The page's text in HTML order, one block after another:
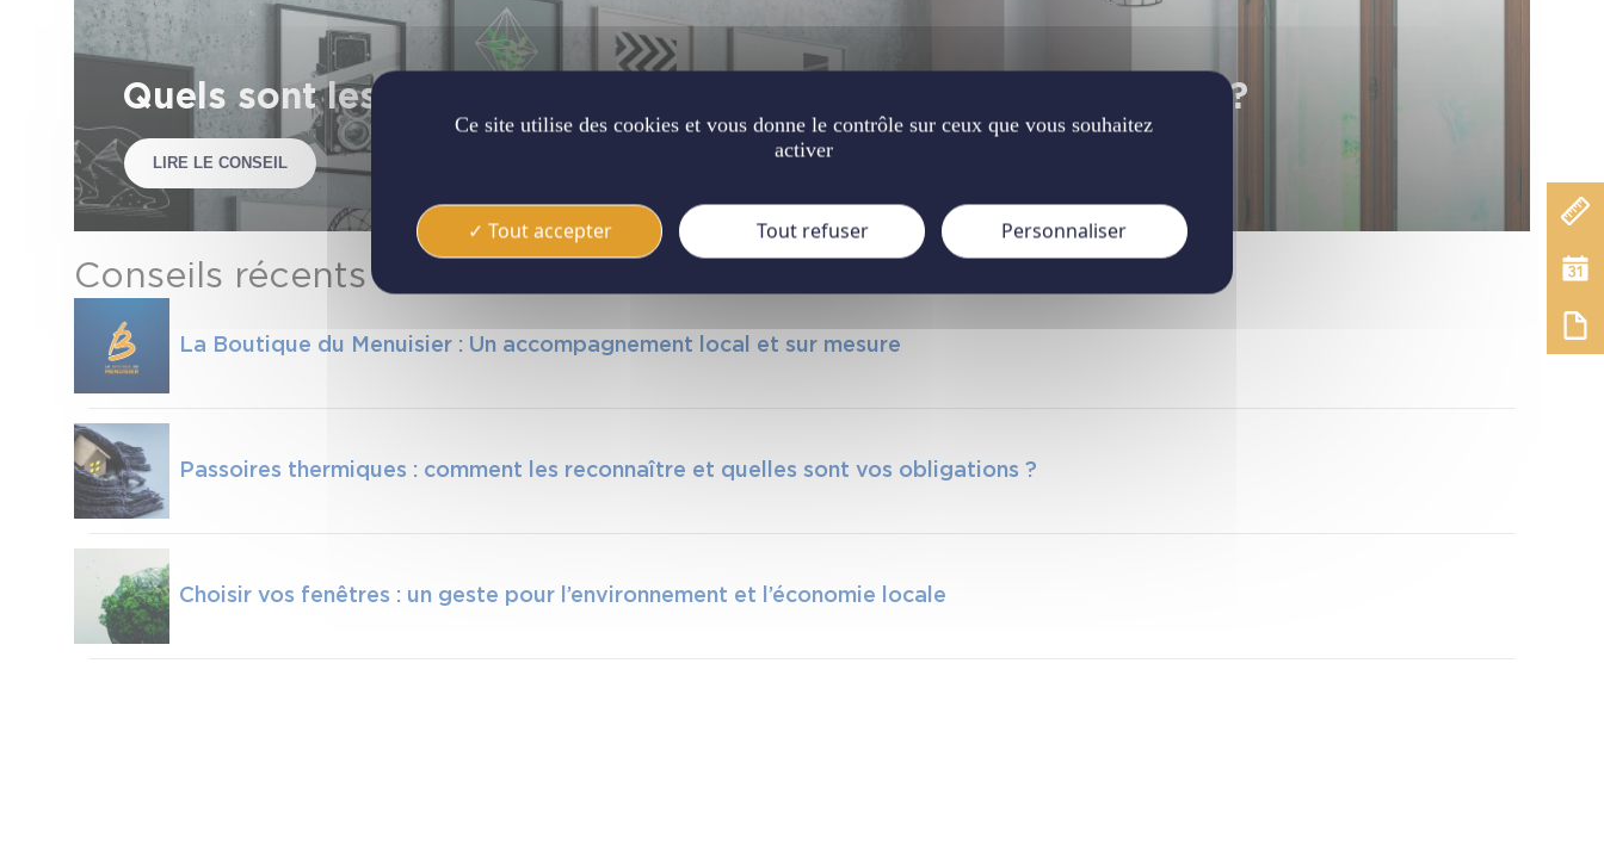
Quels sont les avantages des fenêtres en bois traditionnelles ?
LIRE LE CONSEIL
Conseils récents
La Boutique du Menuisier : Un accompagnement local et sur mesure
Passoires thermiques : comment les reconnaître et quelles sont vos obligations ?
Choisir vos fenêtres : un geste pour l’environnement et l’économie locale
Ce site utilise des cookies et vous donne le contrôle sur ceux que vous souhaitez
activer
Tout accepter Tout refuser Personnaliser